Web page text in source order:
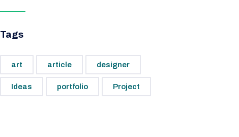
Tags
art article designer
Ideas portfolio Project